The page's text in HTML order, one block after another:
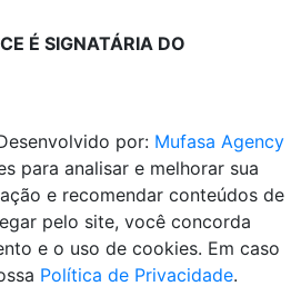
É SIGNATÁRIA DO
por: Mufasa Agency
para analisar e melhorar sua
e recomendar conteúdos de
pelo site, você concorda
e o uso de cookies. Em caso
Política de Privacidade.